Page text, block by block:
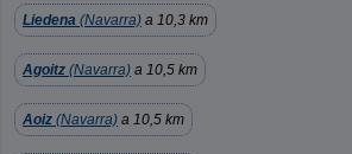
Liedena (Navarra) a 10,3 km
Agoitz (Navarra) a 10,5 km
Aoiz (Navarra) a 10,5 km